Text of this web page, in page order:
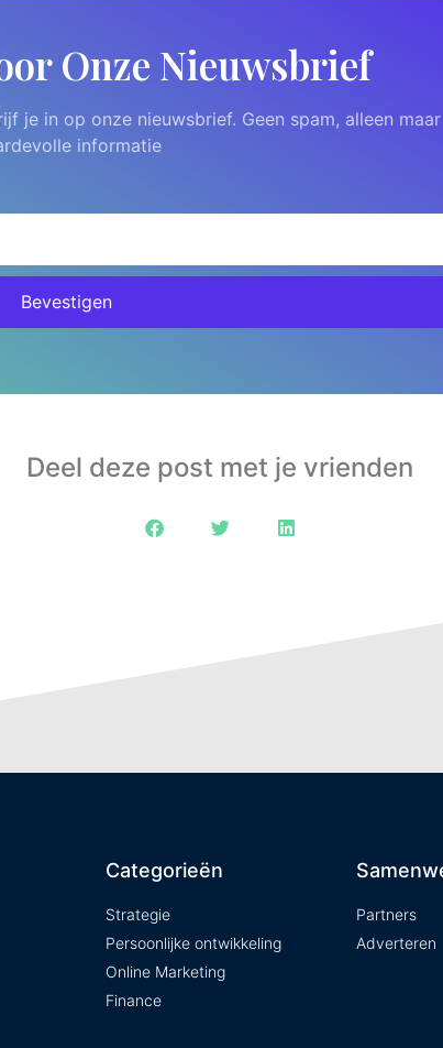
Onze Nieuwsbrief
je in op onze nieuwsbrief. Geen spam, alleen maar
informatie
Bevestigen
Deel deze post met je vrienden
Categorieën
Strategie
Persoonlijke ontwikkeling
Online Marketing
Finance
Partners
Adverteren